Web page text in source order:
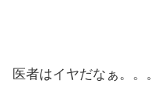
医者はイヤだなぁ。。。